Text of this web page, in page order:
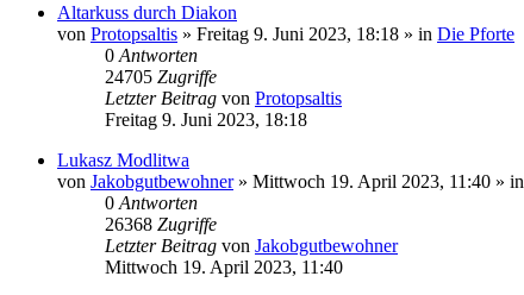
Altarkuss durch Diakon
von Protopsaltis » Freitag 9. Juni 2023, 18:18 » in Die Pforte
0 Antworten
24705 Zugriffe
Letzter Beitrag von Protopsaltis
Freitag 9. Juni 2023, 18:18
Lukasz Modlitwa
von Jakobgutbewohner» Mittwoch 19. April 2023, 11:40 » in
0 Antworten
26368 Zugriffe
Letzter Beitrag von Jakobgutbewohner
Mittwoch 19. April 2023, 11:40